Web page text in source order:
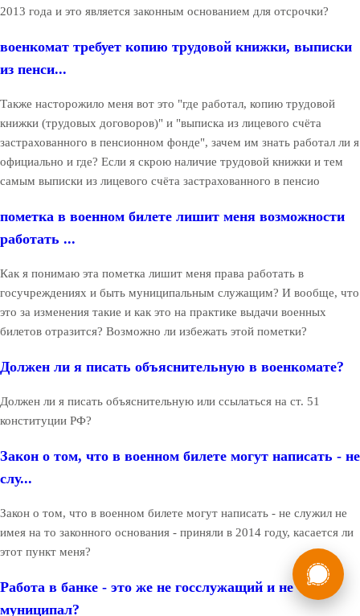
2013 года и это является законным основанием для отсрочки?
военкомат требует копию трудовой книжки, выписки
из пенси...
Также насторожило меня вот это "где работал, копию трудовой
книжки (трудовых договоров)" и "выписка из лицевого счёта
застрахованного в пенсионном фонде", зачем им знать работал ли я
официально и где? Если я скрою наличие трудовой книжки и тем
самым выписки из лицевого счёта застрахованного в пенсио
пометка в военном билете лишит меня возможности
работать ...
Как я понимаю эта пометка лишит меня права работать в
госучреждениях и быть муниципальным служащим? И вообще, что
это за изменения такие и как это на практике выдачи военных
билетов отразится? Возможно ли избежать этой пометки?
Должен ли я писать объяснительную в военкомате?
Должен ли я писать объяснительную или ссылаться на ст. 51
конституции РФ?
Закон о том, что в военном билете могут написать - не
слу...
Закон о том, что в военном билете могут написать - не служил не
имея на то законного основания - приняли в 2014 году, касается ли
этот пункт меня?
Работа в банке - это же не госслужащий и не
муниципал?
Мы в России
Бесплатная
8 (800) 775-35-89